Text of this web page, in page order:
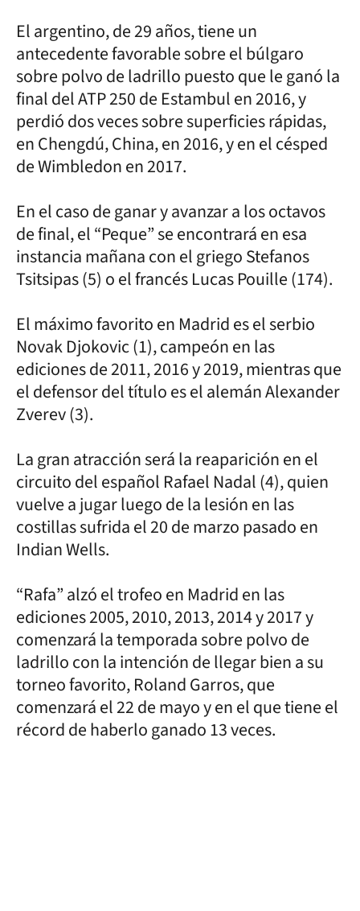
El argentino, de 29 años, tiene un
antecedente favorable sobre el búlgaro
sobre polvo de ladrillo puesto que le ganó la
final del ATP 250 de Estambul en 2016, y
perdió dos veces sobre superficies rápidas,
en Chengdú, China, en 2016, y en el césped
de Wimbledon en 2017.
En el caso de ganar y avanzar a los octavos
de final, el “Peque” se encontrará en esa
instancia mañana con el griego Stefanos
Tsitsipas (5) o el francés Lucas Pouille (174).
El máximo favorito en Madrid es el serbio
Novak Djokovic (1), campeón en las
ediciones de 2011, 2016 y 2019, mientras que
el defensor del título es el alemán Alexander
Zverev (3).
La gran atracción será la reaparición en el
circuito del español Rafael Nadal (4), quien
vuelve a jugar luego de la lesión en las
costillas sufrida el 20 de marzo pasado en
Indian Wells.
“Rafa” alzó el trofeo en Madrid en las
ediciones 2005, 2010, 2013, 2014 y 2017 y
comenzará la temporada sobre polvo de
ladrillo con la intención de llegar bien a su
torneo favorito, Roland Garros, que
comenzará el 22 de mayo y en el que tiene el
récord de haberlo ganado 13 veces.